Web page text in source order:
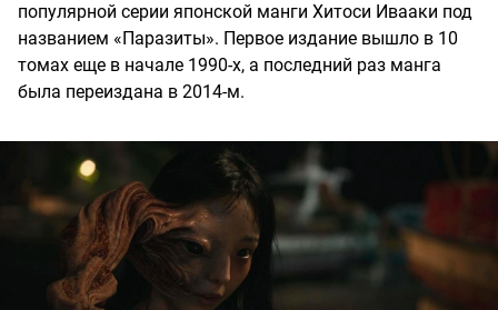
популярной серии японской манги Хитоси Ивааки под
названием «Паразиты». Первое издание вышло в 10
томах еще в начале 1990-х, а последний раз манга
была переиздана в 2014-м.